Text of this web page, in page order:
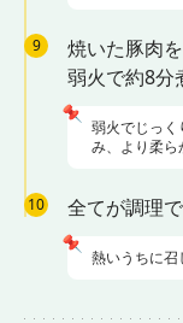
9
焼いた豚肉
弱火で約8分
弱火でじっく
み、より柔ら
📌
10 全てが調理
熱いうちに召
📌